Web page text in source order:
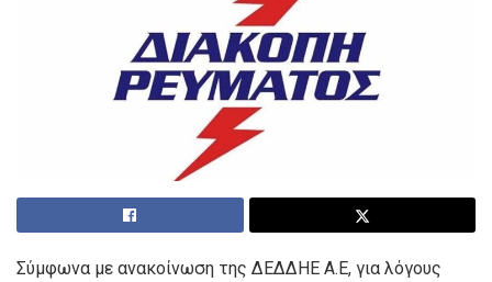
Σύμφωνα με ανακοίνωση της ΔΕΔΔΗΕ Α.Ε, για λόγους